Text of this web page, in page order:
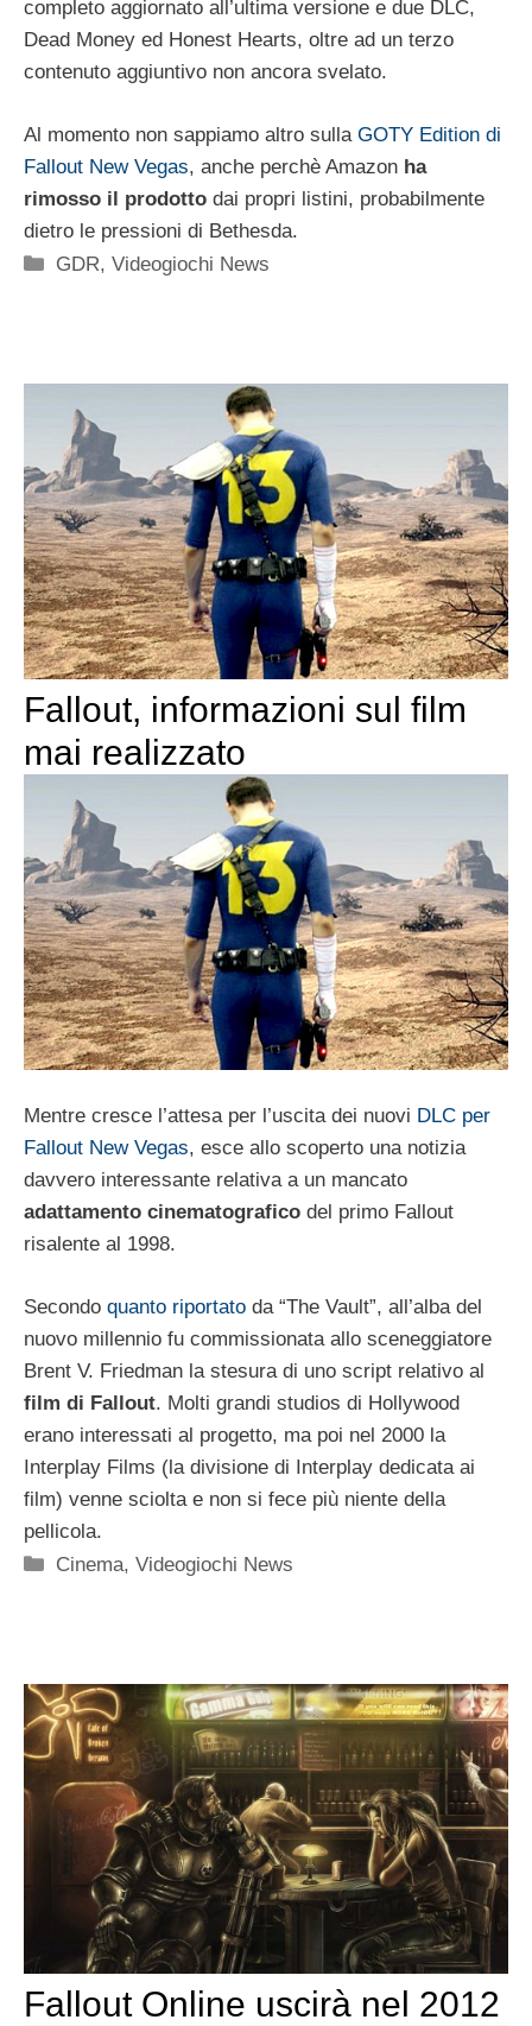
completo aggiornato all’ultima versione e due DLC,
Dead Money ed Honest Hearts, oltre ad un terzo
contenuto aggiuntivo non ancora svelato.
Al momento non sappiamo altro sulla GOTY Edition di
Fallout New Vegas, anche perchè Amazon ha
rimosso il prodotto dai propri listini, probabilmente
dietro le pressioni di Bethesda.
Categorie
GDR,Videogiochi News
Fallout, informazioni sul film
mai realizzato
Mentre cresce l’attesa per l’uscita dei nuovi DLC per
Fallout New Vegas, esce allo scoperto una notizia
davvero interessante relativa a un mancato
adattamento cinematografico del primo Fallout
risalente al 1998.
Secondo quanto riportato da “The Vault”, all’alba del
nuovo millennio fu commissionata allo sceneggiatore
Brent V. Friedman la stesura di uno script relativo al
film di Fallout. Molti grandi studios di Hollywood
erano interessati al progetto, ma poi nel 2000 la
Interplay Films (la divisione di Interplay dedicata ai
film) venne sciolta e non si fece più niente della
pellicola.
Categorie
Cinema,Videogiochi News
Fallout Online uscirà nel 2012